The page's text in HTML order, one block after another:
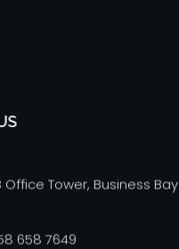
Office Tower, Business Bay
658 7649